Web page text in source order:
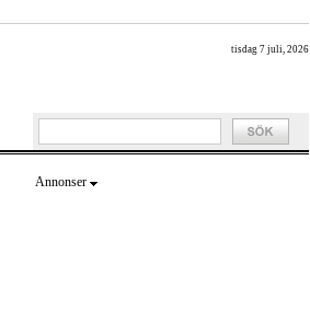
tisdag 7 juli, 2026
Annonser